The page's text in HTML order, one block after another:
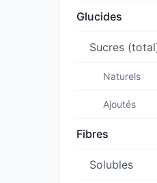
Glucides
Sucres
Naturels
Ajoutés
Fibres
Solubles